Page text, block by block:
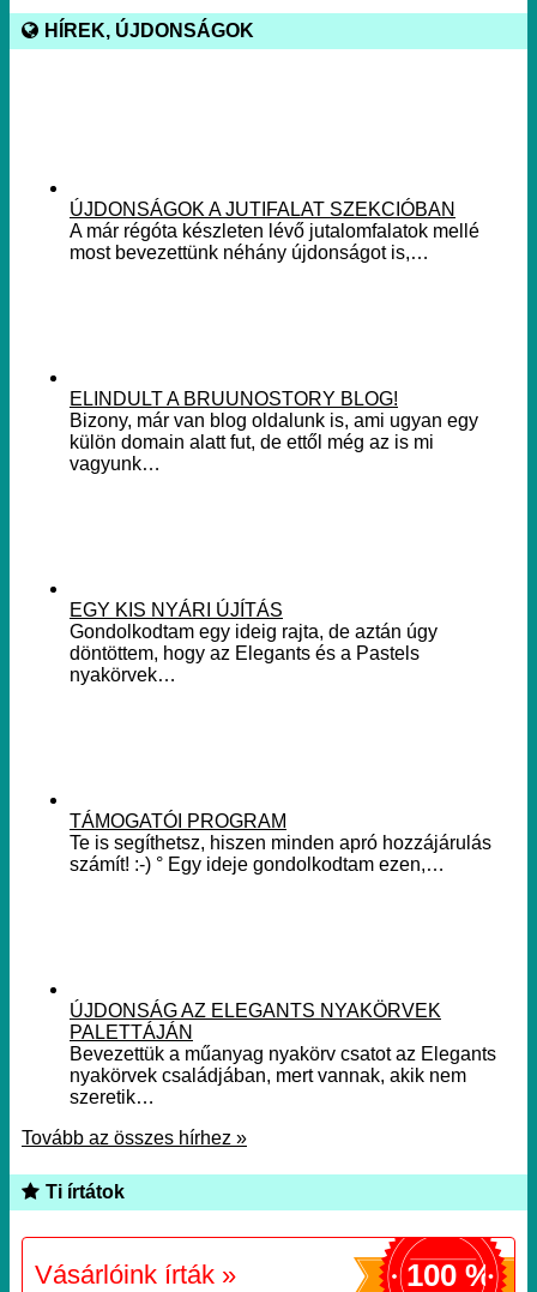
HÍREK, ÚJDONSÁGOK
ÚJDONSÁGOK A JUTIFALAT SZEKCIÓBAN
A már régóta készleten lévő jutalomfalatok mellé
most bevezettünk néhány újdonságot is,…
ELINDULT A BRUUNOSTORY BLOG!
Bizony, már van blog oldalunk is, ami ugyan egy
külön domain alatt fut, de ettől még az is mi
vagyunk…
EGY KIS NYÁRI ÚJÍTÁS
Gondolkodtam egy ideig rajta, de aztán úgy
döntöttem, hogy az Elegants és a Pastels
nyakörvek…
TÁMOGATÓI PROGRAM
Te is segíthetsz, hiszen minden apró hozzájárulás
számít! :-) ° Egy ideje gondolkodtam ezen,…
ÚJDONSÁG AZ ELEGANTS NYAKÖRVEK
PALETTÁJÁN
Bevezettük a műanyag nyakörv csatot az Elegants
nyakörvek családjában, mert vannak, akik nem
szeretik…
Tovább az összes hírhez »
Ti írtátok
Vásárlóink írták » 100 %